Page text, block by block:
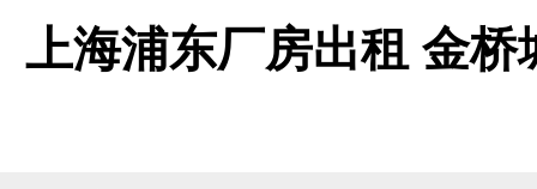
上海浦东厂房出租 金